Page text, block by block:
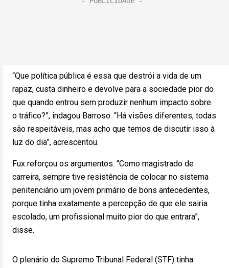
“Que política pública é essa que destrói a vida de um
rapaz, custa dinheiro e devolve para a sociedade pior do
que quando entrou sem produzir nenhum impacto sobre
o tráfico?”, indagou Barroso. “Há visões diferentes, todas
são respeitáveis, mas acho que temos de discutir isso à
luz do dia”, acrescentou.
Fux reforçou os argumentos. “Como magistrado de
carreira, sempre tive resistência de colocar no sistema
penitenciário um jovem primário de bons antecedentes,
porque tinha exatamente a percepção de que ele sairia
escolado, um profissional muito pior do que entrara”,
disse.
O plenário do Supremo Tribunal Federal (STF) tinha